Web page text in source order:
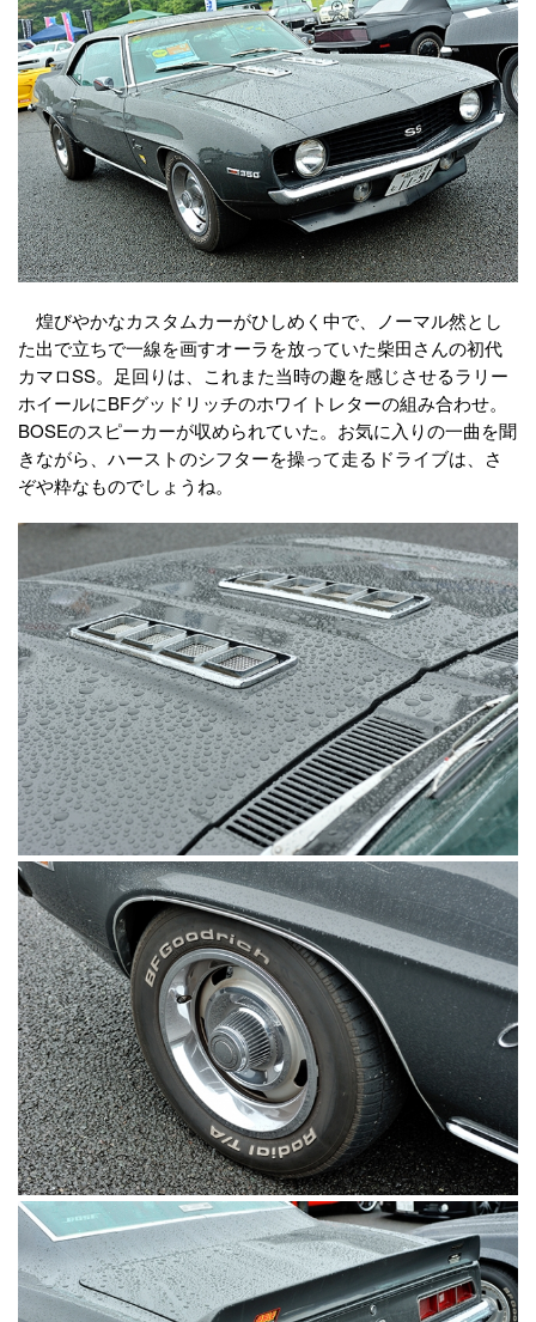
煌びやかなカスタムカーがひしめく中で、ノーマル然とし
た出で立ちで一線を画すオーラを放っていた柴田さんの初代
カマロSS。足回りは、これまた当時の趣を感じさせるラリー
ホイールにBFグッドリッチのホワイトレターの組み合わせ。
BOSEのスピーカーが収められていた。お気に入りの一曲を聞
きながら、ハーストのシフターを操って走るドライブは、さ
ぞや粋なものでしょうね。